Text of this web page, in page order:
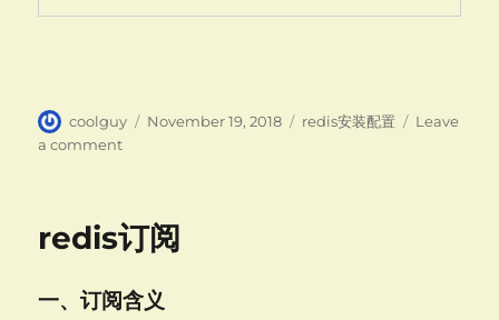
Author
coolguy
Posted
November 19, 2018 Categories
redis安装配置
Leave
a commenton
配
centos
redis订阅
一、订阅含义